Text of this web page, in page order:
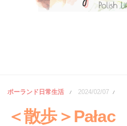
ポーランド日常生活 / 2024/02/07 /
＜散歩＞Pałac